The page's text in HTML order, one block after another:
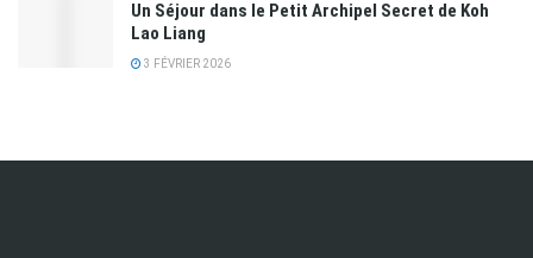
Un Séjour dans le Petit Archipel Secret de Koh
Lao Liang
3 FÉVRIER 2026